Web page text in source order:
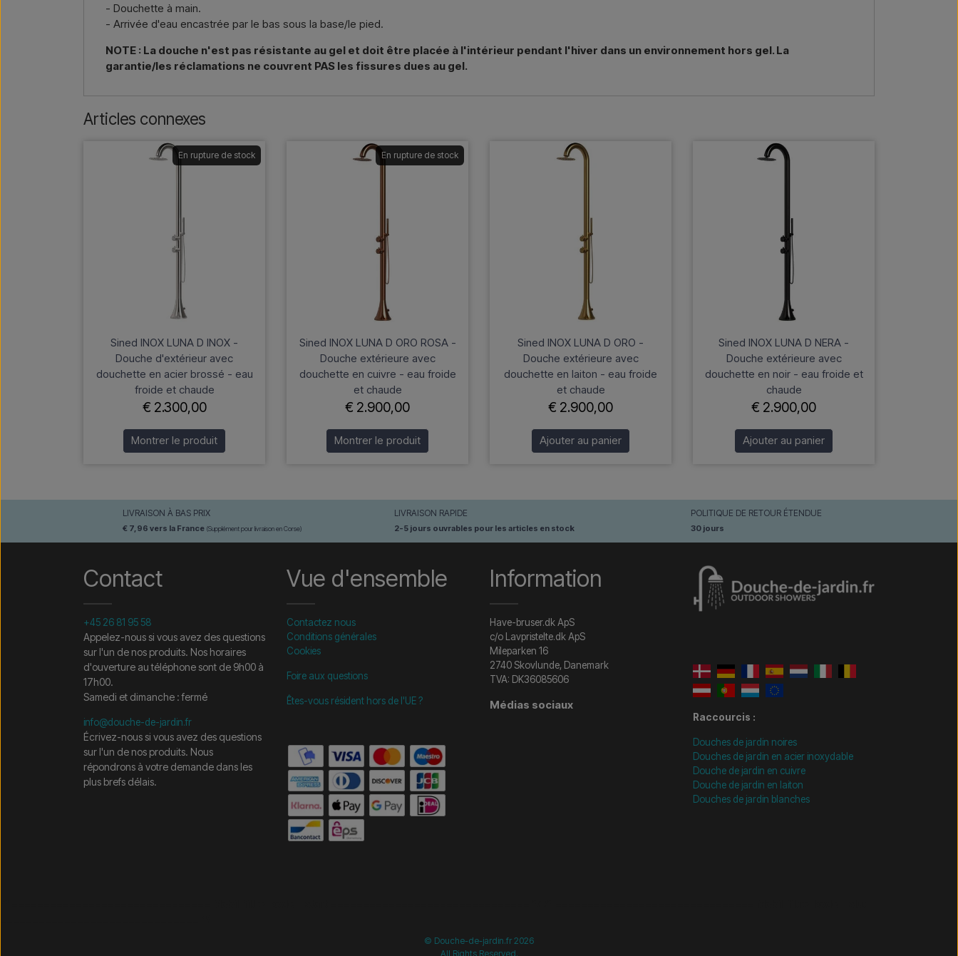
- Douchette à main.
- Arrivée d'eau encastrée par le bas sous la base/le pied.
NOTE : La douche n'est pas résistante au gel et doit être placée à l'intérieur pendant l'hiver dans un environnement hors gel. La
garantie/les réclamations ne couvrent PAS les fissures dues au gel.
Articles connexes
En rupture de stock
Sined INOX LUNA D INOX -
Douche d'extérieur avec
douchette en acier brossé - eau
froide et chaude
€ 2.300,00
Montrer le produit
En rupture de stock
Sined INOX LUNA D ORO ROSA -
Douche extérieure avec
douchette en cuivre - eau froide
et chaude
€ 2.900,00
Montrer le produit
Sined INOX LUNA D ORO -
Douche extérieure avec
douchette en laiton - eau froide
et chaude
€ 2.900,00
Ajouter au panier
Sined INOX LUNA D NERA -
Douche extérieure avec
douchette en noir - eau froide et
chaude
€ 2.900,00
Ajouter au panier
LIVRAISON À BAS PRIX
€ 7,96 vers la France (Supplément pour livraison en Corse)
LIVRAISON RAPIDE
2-5 jours ouvrables pour les articles en stock
POLITIQUE DE RETOUR ÉTENDUE
30 jours
Contact
+45 26 81 95 58
Appelez-nous si vous avez des questions
sur l'un de nos produits. Nos horaires
d'ouverture au téléphone sont de 9h00 à
17h00.
Samedi et dimanche : fermé
info@douche-de-jardin.fr
Écrivez-nous si vous avez des questions
sur l'un de nos produits. Nous
répondrons à votre demande dans les
plus brefs délais.
Vue d'ensemble
Contactez nous
Conditions générales
Cookies
Foire aux questions
Êtes-vous résident hors de l'UE ?
Information
Have-bruser.dk ApS
c/o Lavpristelte.dk ApS
Mileparken 16
2740 Skovlunde, Danemark
TVA: DK36085606
Médias sociaux
Raccourcis :
Douches de jardin noires
Douches de jardin en acier inoxydable
Douche de jardin en cuivre
Douche de jardin en laiton
Douches de jardin blanches
© Douche-de-jardin.fr 2026
All Rights Reserved.